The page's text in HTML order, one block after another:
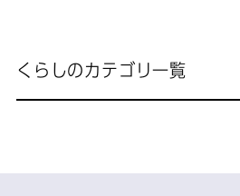
くらしのカテゴリ一覧